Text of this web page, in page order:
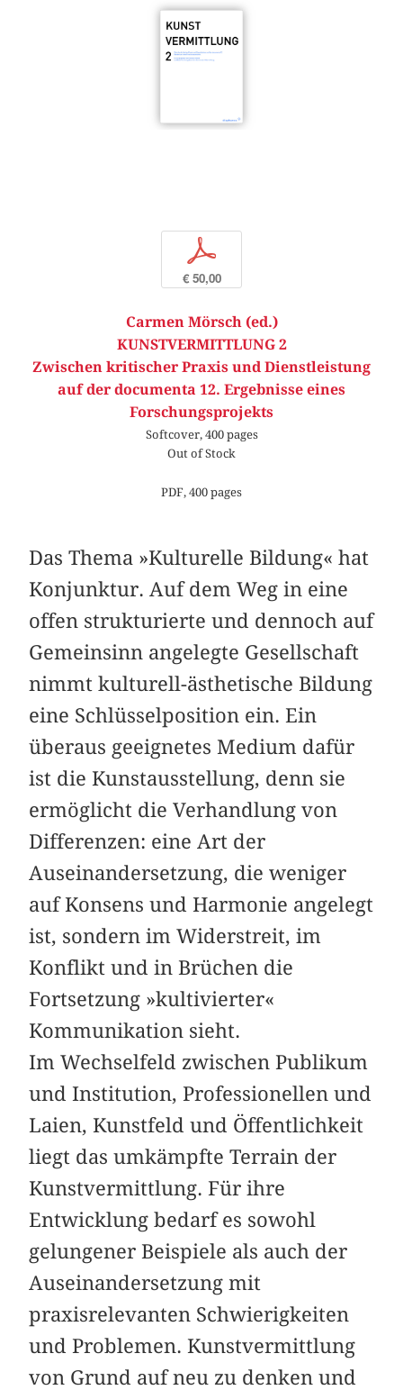
p
€ 50,00
Carmen Mörsch (ed.)
KUNSTVERMITTLUNG 2
Zwischen kritischer Praxis und Dienstleistung
auf der documenta 12. Ergebnisse eines
Forschungsprojekts
Softcover, 400 pages
Out of Stock
PDF, 400 pages
Das Thema »Kulturelle Bildung« hat
Konjunktur. Auf dem Weg in eine
offen strukturierte und dennoch auf
Gemeinsinn angelegte Gesellschaft
nimmt kulturell-ästhetische Bildung
eine Schlüsselposition ein. Ein
überaus geeignetes Medium dafür
ist die Kunstausstellung, denn sie
ermöglicht die Verhandlung von
Differenzen: eine Art der
Auseinandersetzung, die weniger
auf Konsens und Harmonie angelegt
ist, sondern im Widerstreit, im
Konflikt und in Brüchen die
Fortsetzung »kultivierter«
Kommunikation sieht.
Im Wechselfeld zwischen Publikum
und Institution, Professionellen und
Laien, Kunstfeld und Öffentlichkeit
liegt das umkämpfte Terrain der
Kunstvermittlung. Für ihre
Entwicklung bedarf es sowohl
gelungener Beispiele als auch der
Auseinandersetzung mit
praxisrelevanten Schwierigkeiten
und Problemen. Kunstvermittlung
von Grund auf neu zu denken und